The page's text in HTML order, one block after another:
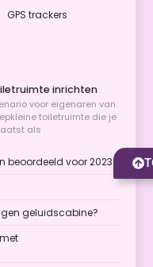
GPS trackers
inrichten
voor eigenaren van
toiletruimte die je
als
beoordeeld voor 2023
geluidscabine?